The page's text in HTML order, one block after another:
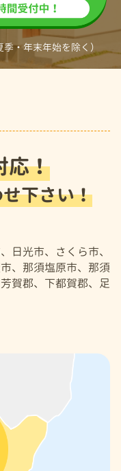
・年末年始を除く）
応！
下さい！
日光市、さくら市、
、那須塩原市、那須
賀郡、下都賀郡、足